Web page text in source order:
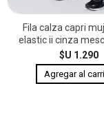
Fila calza capri
elastic ii cinza
$U 1.290